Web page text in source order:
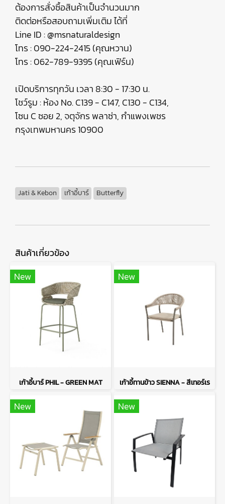
ต้องการสั่งซื้อสินค้าเป็นจำนวนมาก
ติดต่อหรือสอบถามเพิ่มเติม ได้ที่
Line ID : @msnaturaldesign
โทร : 090-224-2415 (คุณหวาน)
โทร : 062-789-9395 (คุณเฟิร์น)
เปิดบริการทุกวัน เวลา 8:30 - 17:30 น.
โชว์รูม : ห้อง No. C139 - C147, C130 - C134,
โซน C ซอย 2, จตุจักร พลาซ่า, กำแพงเพชร
กรุงเทพมหานคร 10900
Jati & Kebon เก้าอี้บาร์ Butterfly
สินค้าเกี่ยวข้อง
New
เก้าอี้บาร์ PHIL - GREEN MAT
New
เก้าอี้ทานข้าว SIENNA - สีเทอร์เร
New New